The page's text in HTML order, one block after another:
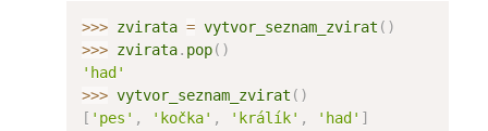
>>> zvirata = vytvor_seznam_zvirat ( )
>>> zvirata. pop( )
'had'
>>> vytvor_seznam_zvirat ( )
[ 'pes' , 'kočka' , 'králík' , 'had' ]